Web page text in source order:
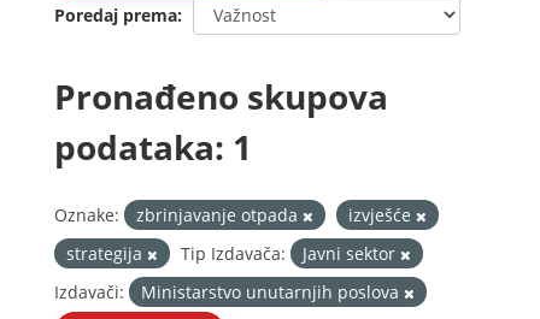
Poredaj prema
Pronađeno skupova
podataka: 1
Oznake: zbrinjavanje otpada
izvješće
strategija
Tip Izdavača:
Javni sektor
Izdavači:
Ministarstvo unutarnjih poslova